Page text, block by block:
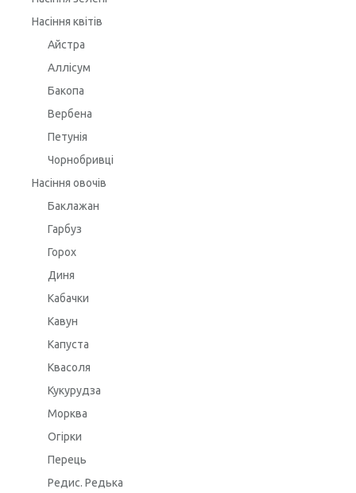
Насіння квітів
Айстра
Аллісум
Бакопа
Вербена
Петунія
Чорнобривці
Насіння овочів
Баклажан
Гарбуз
Горох
Диня
Кабачки
Кавун
Капуста
Квасоля
Кукурудза
Морква
Огірки
Перець
Редис. Редька